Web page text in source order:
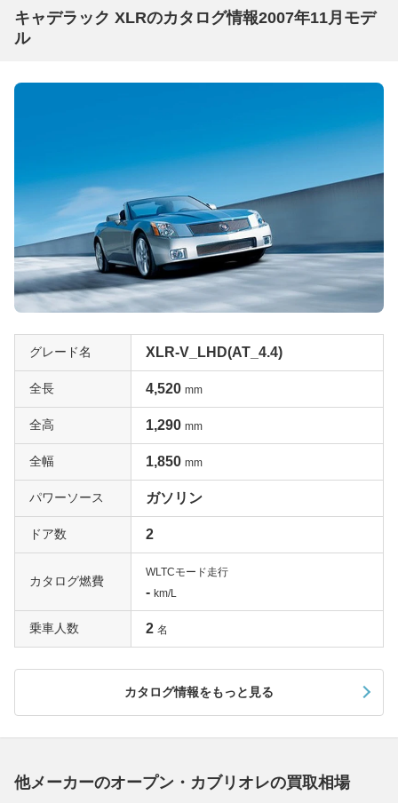
キャデラック XLRのカタログ情報2007年11月モデ
ル
グレード名 XLR-V_LHD(AT_4.4)
全長 4,520 mm
全高 1,290 mm
全幅 1,850 mm
パワーソース ガソリン
ドア数 2
カタログ燃費
WLTCモード走行
- km/L
乗車人数 2 名
カタログ情報をもっと見る
他メーカーのオープン・カブリオレの買取相場